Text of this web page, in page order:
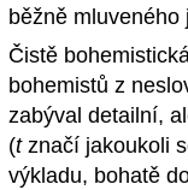
běžně mluveného
Čistě
bohemistů z
zabýval detailní,
(t značí jakoukoli
výkladu, bohatě